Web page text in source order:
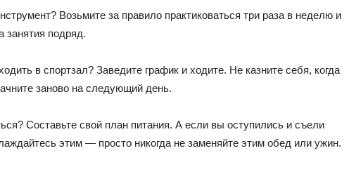
Возьмите за правило практиковаться три раза в неделю и
занятия подряд.
в спортзал? Заведите график и ходите. Не казните себя, когда
заново на следующий день.
Составьте свой план питания. А если вы оступились и съели
этим — просто никогда не заменяйте этим обед или ужин.